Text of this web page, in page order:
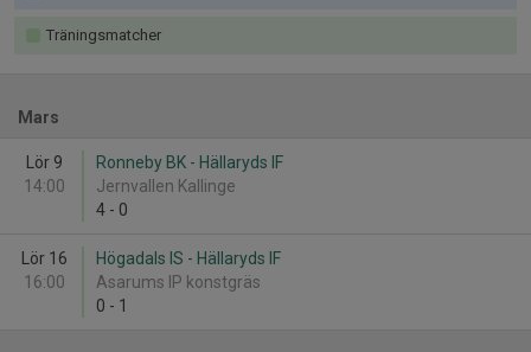
Träningsmatcher
Mars
Lör 9
14:00
Ronneby BK - Hällaryds IF
Jernvallen Kallinge
4 - 0
Lör 16
16:00
Högadals IS - Hällaryds IF
Asarums IP konstgräs
0 - 1